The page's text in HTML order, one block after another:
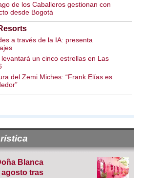
de los Caballeros gestionan con
desde Bogotá
a través de la IA: presenta
un cinco estrellas en Las
del Zemi Miches: “Frank Elías es
Blanca
agosto tras